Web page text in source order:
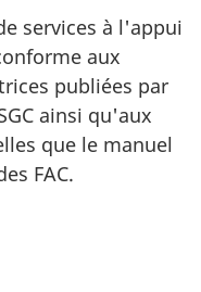
services à l'appui
aux
publiées par
ainsi qu'aux
que le manuel
FAC.